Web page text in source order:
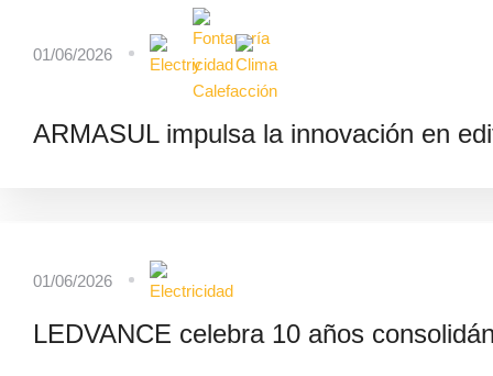
01/06/2026
ARMASUL impulsa la innovación en
01/06/2026
LEDVANCE celebra 10 años